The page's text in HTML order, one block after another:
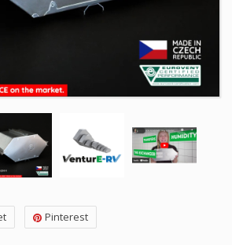
Pinterest